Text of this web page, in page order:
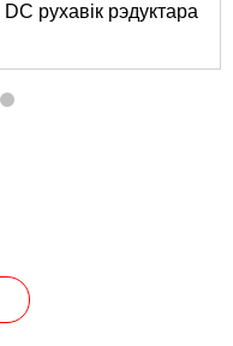
DC рухавік рэдуктара